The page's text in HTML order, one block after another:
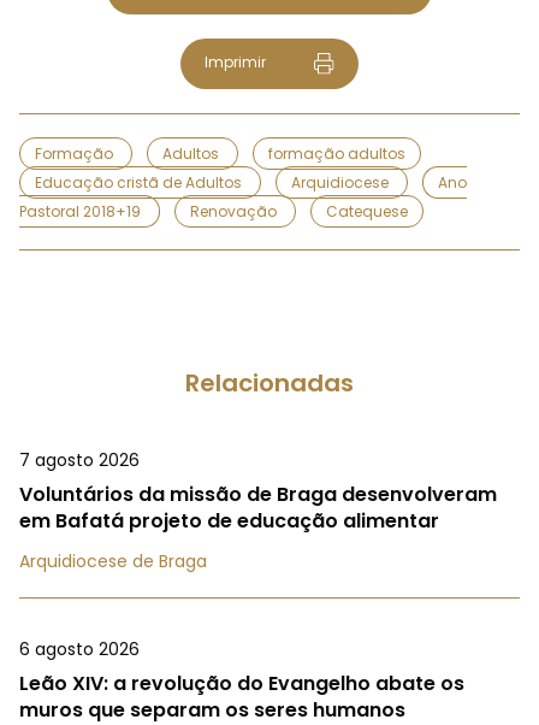
Imprimir
Formação Adultos
formação adultos
Educação cristã de Adultos
Arquidiocese
Ano
Pastoral 2018+19
Renovação Catequese
Relacionadas
7 agosto 2026
Voluntários da missão de Braga desenvolveram
em Bafatá projeto de educação alimentar
Arquidiocese de Braga
6 agosto 2026
Leão XIV: a revolução do Evangelho abate os
muros que separam os seres humanos